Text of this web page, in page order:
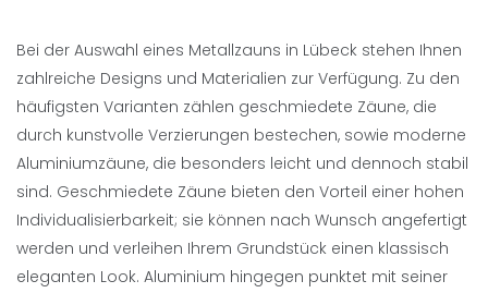
Bei der Auswahl eines Metallzauns in Lübeck stehen Ihnen
zahlreiche Designs und Materialien zur Verfügung. Zu den
häufigsten Varianten zählen geschmiedete Zäune, die
durch kunstvolle Verzierungen bestechen, sowie moderne
Aluminiumzäune, die besonders leicht und dennoch stabil
sind. Geschmiedete Zäune bieten den Vorteil einer hohen
Individualisierbarkeit; sie können nach Wunsch angefertigt
werden und verleihen Ihrem Grundstück einen klassisch
eleganten Look. Aluminium hingegen punktet mit seiner